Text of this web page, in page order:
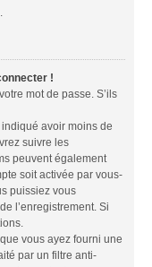
!
mot de passe. S’ils
avoir moins de
suivre les
peuvent également
soit activée par vous-
puissiez vous
l’enregistrement. Si
vous ayez fourni une
par un filtre anti-